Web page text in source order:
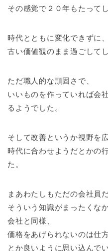
その感覚で２０年もたって
時代とともに変化できずに、
古い価値観のまま過ごして
ただ職人的な頑固さで、
いいものを作っていれば会
るようでした。
そして改善というか視野を
時代に合わせようだとかの
た。
まあわたしもただの会社員
そういう知識がまったくな
会社と同様、
価格をあげられないのは仕
とか良いように思い込んで